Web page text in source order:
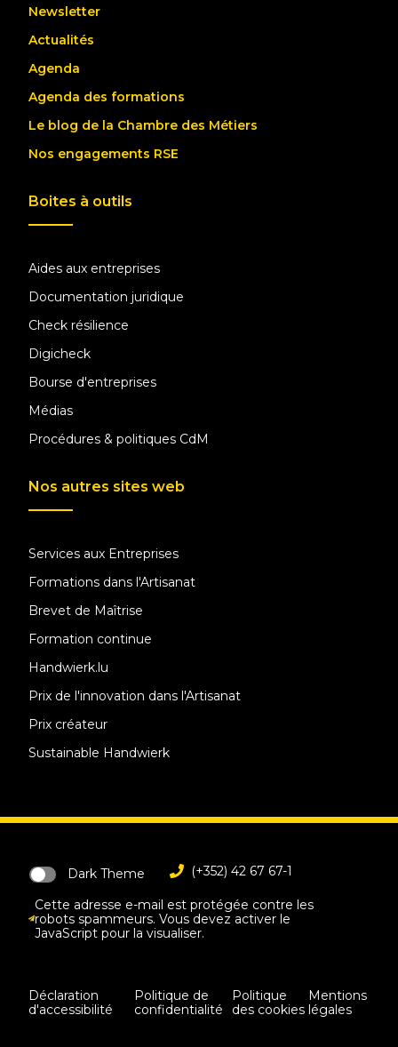
Newsletter
Actualités
Agenda
Agenda des formations
Le blog de la Chambre des Métiers
Nos engagements RSE
Boites à outils
Aides aux entreprises
Documentation juridique
Check résilience
Digicheck
Bourse d'entreprises
Médias
Procédures & politiques CdM
Nos autres sites web
Services aux Entreprises
Formations dans l'Artisanat
Brevet de Maîtrise
Formation continue
Handwierk.lu
Prix de l'innovation dans l'Artisanat
Prix créateur
Sustainable Handwierk
Dark Theme (+352) 42 67 67-1
Cette adresse e-mail est protégée contre les
robots spammeurs. Vous devez activer le
JavaScript pour la visualiser.
Déclaration
d'accessibilité
Politique de
confidentialité
Politique
des cookies
Mentions
légales